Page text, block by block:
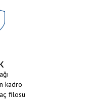
kadro
filosu